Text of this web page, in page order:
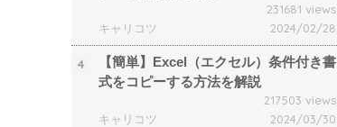
231681 views
キャリコツ
2024/02/28
4
【簡単】Excel（エクセル）条件付き書
式をコピーする方法を解説
217503 views
キャリコツ
2024/03/30